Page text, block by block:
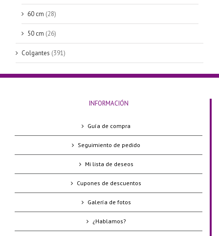
60 cm (28)
50 cm (26)
Colgantes (391)
INFORMACIÓN
Guía de compra
Seguimiento de pedido
Mi lista de deseos
Cupones de descuentos
Galería de fotos
¿Hablamos?